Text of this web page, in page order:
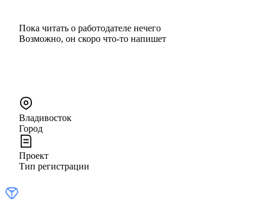
Пока читать о работодателе нечего
Возможно, он скоро что‑то напишет
Владивосток
Город
Проект
Тип регистрации